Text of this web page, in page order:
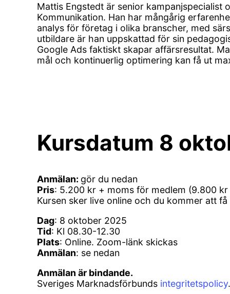
Mattis Engstedt är senior kampanjspecialist
Kommunikation. Han har mångårig
analys för företag i olika branscher, med
utbildare är han uppskattad för sin
Google Ads faktiskt skapar affärsresultat.
mål och kontinuerlig optimering kan få ut
Kursdatum 8
Anmälan: gör du nedan
Pris: 5.200 kr + moms för medlem (9.800 kr
Kursen sker live online och du kommer att
Dag: 8 oktober 2025
Tid: Kl 08.30-12.30
Plats: Online. Zoom-länk skickas
Anmälan: se nedan
Anmälan är bindande.
Sveriges Marknadsförbunds integritetspolicy.